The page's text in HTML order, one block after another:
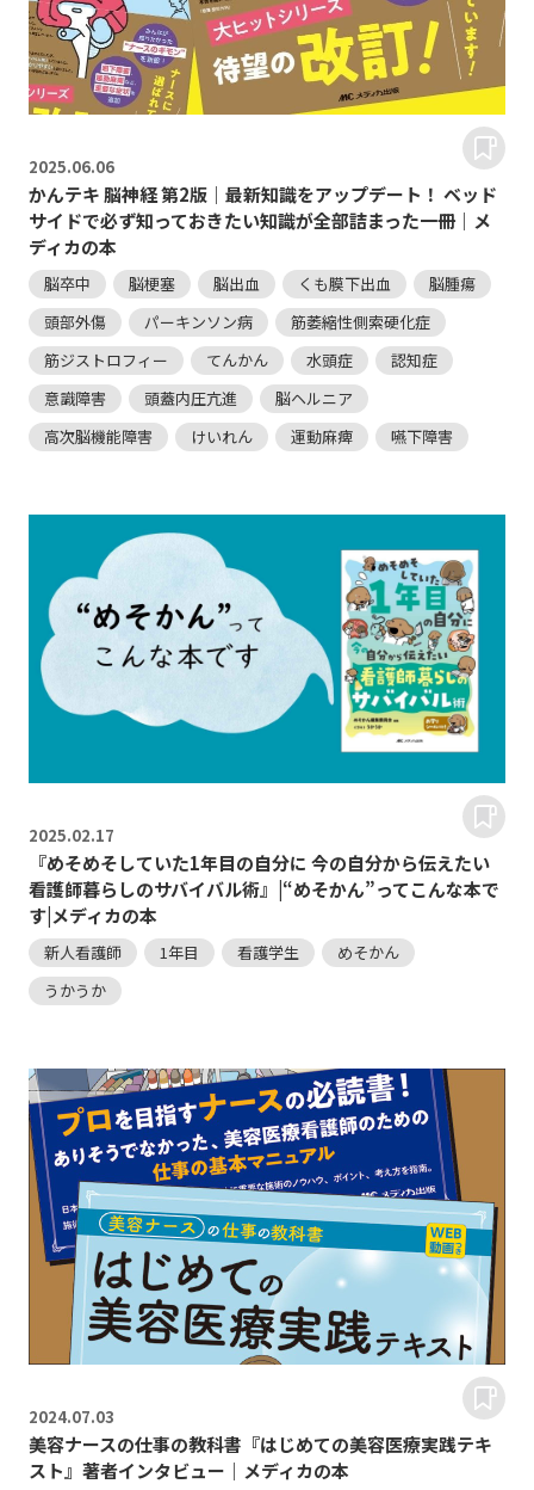
2025.06.06
かんテキ 脳神経 第2版｜最新知識をアップデート！ ベッド
サイドで必ず知っておきたい知識が全部詰まった一冊｜メ
ディカの本
脳卒中 脳梗塞 脳出血 くも膜下出血
脳腫瘍
頭部外傷
パーキンソン病
筋萎縮性側索硬化症
筋ジストロフィー
てんかん 水頭症
認知症
意識障害
頭蓋内圧亢進
脳ヘルニア
高次脳機能障害
けいれん 運動麻痺 嚥下障害
2025.02.17
『めそめそしていた1年目の自分に 今の自分から伝えたい
看護師暮らしのサバイバル術』|“めそかん”ってこんな本で
す|メディカの本
新人看護師 1年目 看護学生
めそかん
うかうか
2024.07.03
美容ナースの仕事の教科書『はじめての美容医療実践テキ
スト』著者インタビュー｜メディカの本